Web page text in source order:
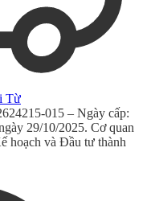
Từ
015 – Ngày cấp:
29/10/2025. Cơ quan
hoạch và Đầu tư thành